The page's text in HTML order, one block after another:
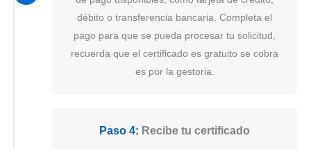
débito o transferencia bancaria. Completa el
pago para que se pueda procesar tu solicitud,
recuerda que el certificado es gratuito se cobra
es por la gestoria.
Paso 4: Recibe tu certificado